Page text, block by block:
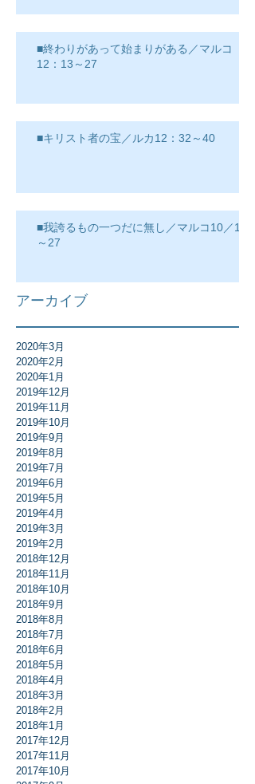
■終わりがあって始まりがある／マルコ
12：13～27
■キリスト者の宝／ルカ12：32～40
■我誇るもの一つだに無し／マルコ10／17
～27
アーカイブ
2020年3月
2020年2月
2020年1月
2019年12月
2019年11月
2019年10月
2019年9月
2019年8月
2019年7月
2019年6月
2019年5月
2019年4月
2019年3月
2019年2月
2018年12月
2018年11月
2018年10月
2018年9月
2018年8月
2018年7月
2018年6月
2018年5月
2018年4月
2018年3月
2018年2月
2018年1月
2017年12月
2017年11月
2017年10月